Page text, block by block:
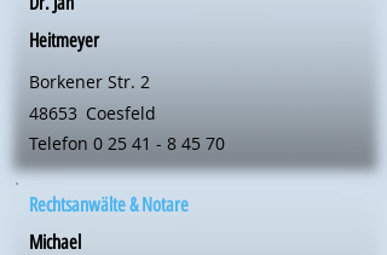
Heitmeyer
Borkener Str. 2
48653 Coesfeld
Telefon 0 25 41 - 8 45 70
Rechtsanwälte & Notare
Michael